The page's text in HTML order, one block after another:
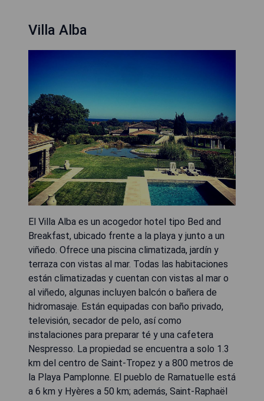
Villa Alba
El Villa Alba es un acogedor hotel tipo Bed and
Breakfast, ubicado frente a la playa y junto a un
viñedo. Ofrece una piscina climatizada, jardín y
terraza con vistas al mar. Todas las habitaciones
están climatizadas y cuentan con vistas al mar o
al viñedo, algunas incluyen balcón o bañera de
hidromasaje. Están equipadas con baño privado,
televisión, secador de pelo, así como
instalaciones para preparar té y una cafetera
Nespresso. La propiedad se encuentra a solo 1.3
km del centro de Saint-Tropez y a 800 metros de
la Playa Pamplonne. El pueblo de Ramatuelle está
a 6 km y Hyères a 50 km; además, Saint-Raphaël